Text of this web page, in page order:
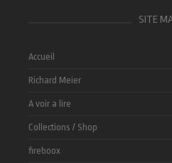
SITE
Accueil
Richard Meier
A voir a lire
Collections / Shop
fireboox